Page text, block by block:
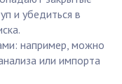
и убедиться в
например, можно
или импорта